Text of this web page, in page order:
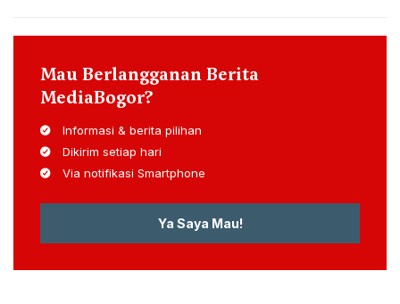
Mau Berlangganan Berita
MediaBogor?
Informasi & berita pilihan
Dikirim setiap hari
Via notifikasi Smartphone
Ya Saya Mau!